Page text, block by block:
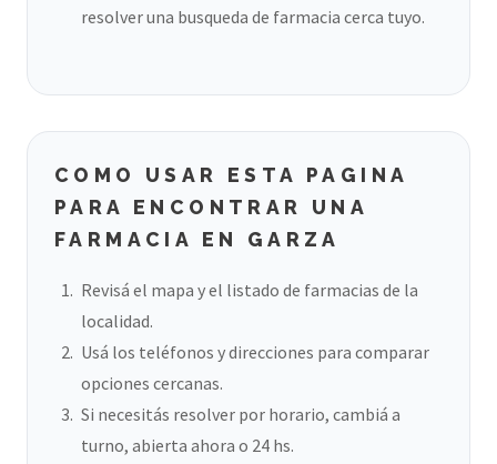
resolver una busqueda de farmacia cerca tuyo.
COMO USAR ESTA PAGINA
PARA ENCONTRAR UNA
FARMACIA EN GARZA
Revisá el mapa y el listado de farmacias de la
localidad.
Usá los teléfonos y direcciones para comparar
opciones cercanas.
Si necesitás resolver por horario, cambiá a
turno, abierta ahora o 24 hs.